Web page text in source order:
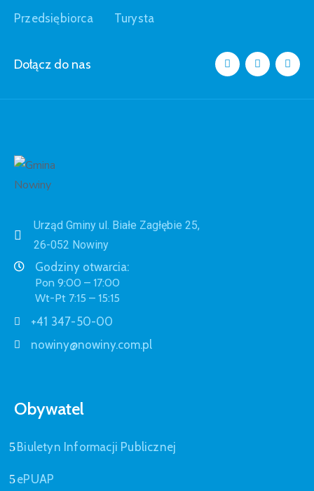
Przedsiębiorca Turysta
Dołącz do nas
Urząd Gminy ul. Białe Zagłębie 25,
26-052 Nowiny
Godziny otwarcia:
Pon 9:00 – 17:00
Wt-Pt 7:15 – 15:15
+41 347-50-00
nowiny@nowiny.com.pl
Obywatel
Biuletyn Informacji Publicznej
ePUAP